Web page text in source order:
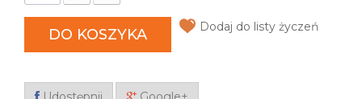
DO KOSZYKA Dodaj do listy życzeń